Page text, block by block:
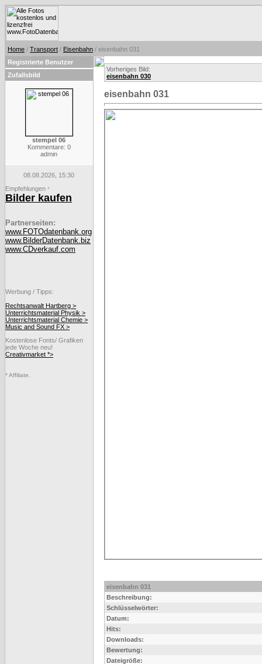
Home / Transport / Eisenbahn / eisenbahn 031
Registrierte Benutzer
Zufallsbild
stempel 06
Kommentare: 0
admin
08.08.2026, 15:30
Empfehlungen *
Bilder kaufen
Partnerseiten:
www.FOTOdatenbank.org
www.BilderDatenbank.biz
www.CDverkauf.com
Werbung / Tipps:
Rechtsanwalt Hartberg >
Unterrichtsmaterial Physik >
Unterrichtsmaterial Chemie >
Music and Sound FX >
Kostenlose Fonts/ Grafiken
jede Woche neu!
Creativmarket *>
* Affiliate.
Vorheriges Bild:
eisenbahn 030
eisenbahn 031
eisenbahn 031
Beschreibung:
Schlüsselwörter:
Datum:
Hits:
Downloads:
Bewertung:
Dateigröße: